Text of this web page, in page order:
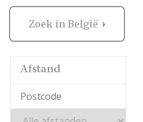
Zoek in België
Afstand